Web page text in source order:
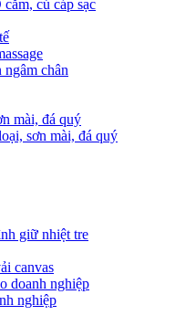
cắm, củ cáp sạc
ngâm chân
mài, đá quý
sơn mài, đá quý
giữ nhiệt tre
canvas
doanh nghiệp
nghiệp